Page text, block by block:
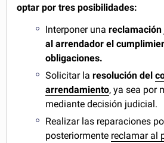
optar por tres posibilidades:
Interponer una
al arrendador el
obligaciones.
Solicitar laresolución del
arrendamiento, ya sea por
mediante decisión judicial.
Realizar las reparaciones
posteriormente reclamar al